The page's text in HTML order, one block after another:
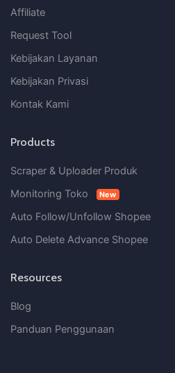
Affiliate
Request Tool
Kebijakan Layanan
Kebijakan Privasi
Kontak Kami
Products
Scraper & Uploader Produk
Monitoring Toko
New
Auto Follow/Unfollow Shopee
Auto Delete Advance Shopee
Resources
Blog
Panduan Penggunaan